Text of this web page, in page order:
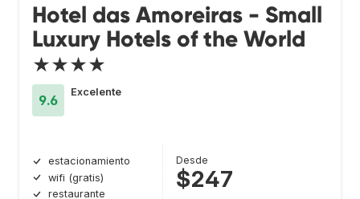
Hotel das Amoreiras - Small
Luxury Hotels of the World
★★★★
9.6
Excelente
estacionamiento
wifi (gratis)
restaurante
Desde
$247